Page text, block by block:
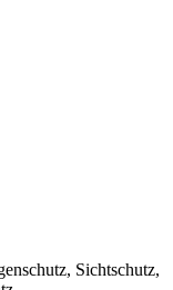
Sichtschutz,